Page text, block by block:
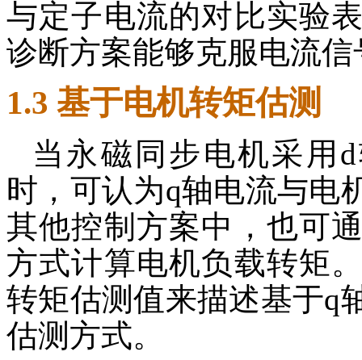
与定子电流的对比实验
诊断方案能够克服电流
1.3 基于电机转矩估测
当永磁同步电机采用
时，可认为q轴电流与电
其他控制方案中，也可
方式计算电机负载转矩
转矩估测值来描述基于q
估测方式。